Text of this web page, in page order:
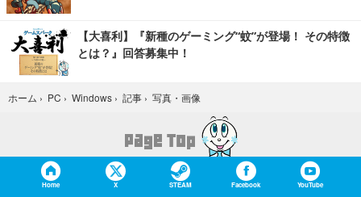
【大喜利】『新種のゲーミング“蚊”が登場！ その特徴
とは？』回答募集中！
ホーム › PC › Windows › 記事 › 写真・画像
Home X STEAM Facebook YouTube